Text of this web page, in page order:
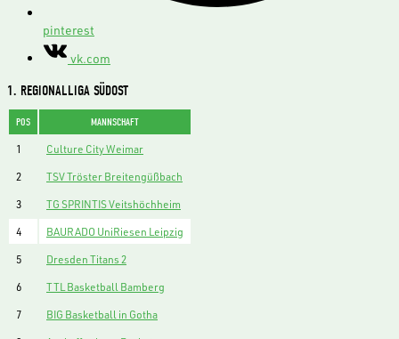
pinterest
vk.com
1. REGIONALLIGA SÜDOST
POS MANNSCHAFT
1
Culture City Weimar
2
TSV Tröster Breitengüßbach
3
TG SPRINTIS Veitshöchheim
4
BAURADO UniRiesen Leipzig
5
Dresden Titans 2
6
TTL Basketball Bamberg
7
BIG Basketball in Gotha